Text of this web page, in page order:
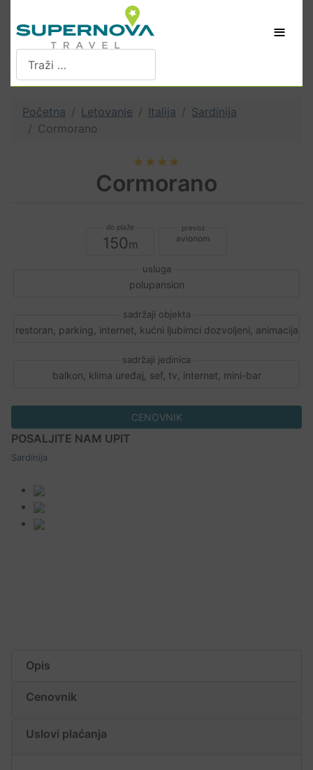
≡
Pretraži
Početna Letovanje Italija
Sardinija
Cormorano
★★★★
Cormorano
150 avionom
polupansion
restoran, parking, internet, kućni ljubimci dozvoljeni, animacija
balkon, klima uređaj, sef, tv, internet, mini-bar
CENOVNIK
POSALJITE NAM UPIT
Sardinija
Opis
Cenovnik
Uslovi plaćanja